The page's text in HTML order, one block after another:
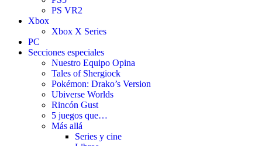
PS VR2
Xbox
Xbox X Series
PC
Secciones especiales
Nuestro Equipo Opina
Tales of Shergiock
Pokémon: Drako’s Version
Ubiverse Worlds
Rincón Gust
5 juegos que…
Más allá
Series y cine